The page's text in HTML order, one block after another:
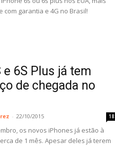
com garantia e 4G no Brasil!
e 6S Plus já tem
de chegada no
- 22/10/2015 18
os novos iPhones já estão à
de 1 mês. Apesar deles já terem